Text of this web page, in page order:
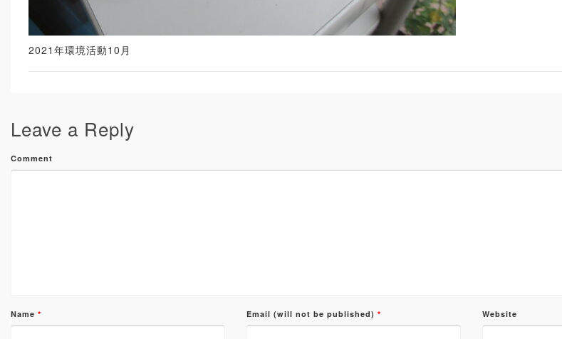
2021年環境活動10月
Leave a Reply
Comment
Name * Email (will not be published) * Website